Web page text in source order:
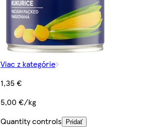
Viac z kategórie
1,35 €
5,00 €/kg
Quantity controls
Pridať